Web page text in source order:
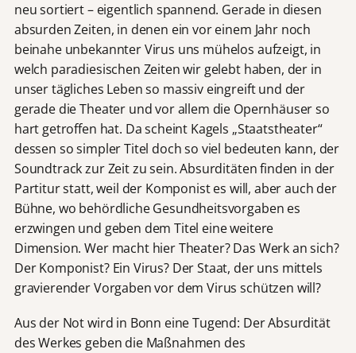
neu sortiert – eigentlich spannend. Gerade in diesen
absurden Zeiten, in denen ein vor einem Jahr noch
beinahe unbekannter Virus uns mühelos aufzeigt, in
welch paradiesischen Zeiten wir gelebt haben, der in
unser tägliches Leben so massiv eingreift und der
gerade die Theater und vor allem die Opernhäuser so
hart getroffen hat. Da scheint Kagels „Staatstheater“
dessen so simpler Titel doch so viel bedeuten kann, der
Soundtrack zur Zeit zu sein. Absurditäten finden in der
Partitur statt, weil der Komponist es will, aber auch der
Bühne, wo behördliche Gesundheitsvorgaben es
erzwingen und geben dem Titel eine weitere
Dimension. Wer macht hier Theater? Das Werk an sich?
Der Komponist? Ein Virus? Der Staat, der uns mittels
gravierender Vorgaben vor dem Virus schützen will?
Aus der Not wird in Bonn eine Tugend: Der Absurdität
des Werkes geben die Maßnahmen des